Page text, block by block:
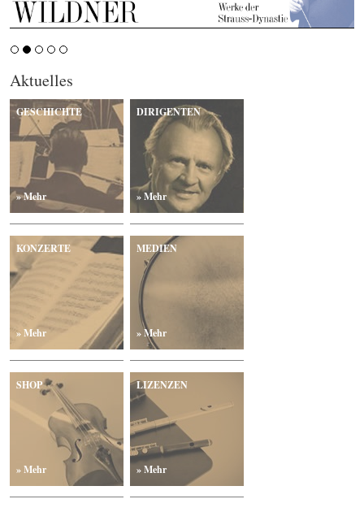
Aktuelles
GESCHICHTE
» Mehr
DIRIGENTEN
» Mehr
KONZERTE
» Mehr
MEDIEN
» Mehr
SHOP
» Mehr
LIZENZEN
» Mehr